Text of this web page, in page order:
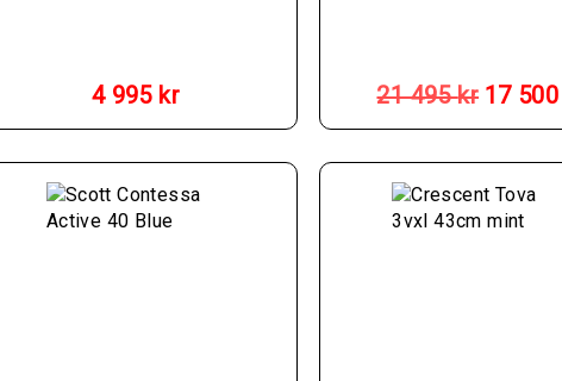
4 995 kr 21 495kr
priset
var:
21
495 kr.
17 500